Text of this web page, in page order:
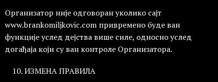
Организатор није одговоран уколико сајт
www.brankomiljkovic.com привремено буде ван
функције услед дејства више силе, односно услед
догађаја који су ван контроле Организатора.
ИЗМЕНА ПРАВИЛА